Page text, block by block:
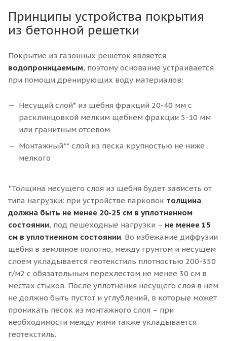
Принципы устройства покрытия
из бетонной решетки
Покрытие из газонных решеток является
водопроницаемым, поэтому основание устраивается
при помощи дренирующих воду материалов:
Несущий слой* из щебня фракций 20-40 мм с
расклинцовкой мелким щебнем фракции 5-10 мм
или гранитным отсевом
Монтажный** слой из песка крупностью не ниже
мелкого
*Толщина несущего слоя из щебня будет зависеть от
типа нагрузки: при устройстве парковок толщина
должна быть не менее 20-25 см в уплотненном
состоянии, под пешеходные нагрузки – не менее 15
см в уплотненном состоянии. Во избежание диффузии
щебня в земляное полотно, между грунтом и несущем
слоем укладывается геотекстиль плотностью 200-350
г/м2 с обязательным перехлестом не менее 30 см в
местах стыков. После уплотнения несущего слоя в нем
не должно быть пустот и углублений, в которые может
проникать песок из монтажного слоя – при
необходимости между ними также укладывается
геотекстиль.